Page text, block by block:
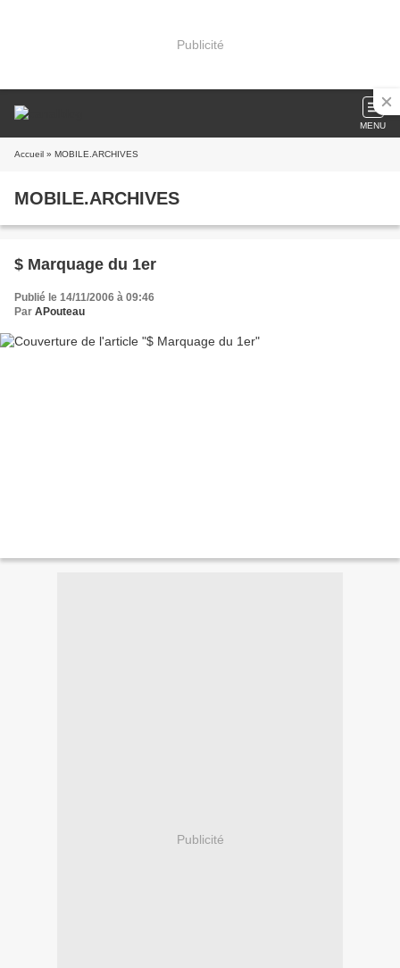
Publicité
MENU
Accueil » MOBILE.ARCHIVES
MOBILE.ARCHIVES
$ Marquage du 1er
Publié le 14/11/2006 à 09:46
Par APouteau
Publicité